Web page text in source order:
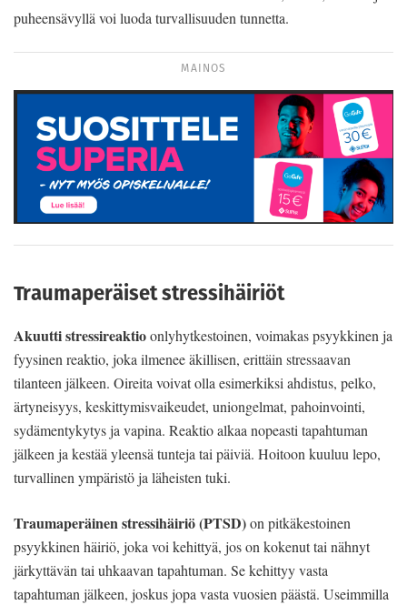
puheensävyllä voi luoda turvallisuuden tunnetta.
MAINOS
Traumaperäiset stressihäiriöt
Akuutti stressireaktioonlyhytkestoinen, voimakas psyykkinen ja
fyysinen reaktio, joka ilmenee äkillisen, erittäin stressaavan
tilanteen jälkeen. Oireita voivat olla esimerkiksi ahdistus, pelko,
ärtyneisyys, keskittymisvaikeudet, uniongelmat, pahoinvointi,
sydämentykytys ja vapina. Reaktio alkaa nopeasti tapahtuman
jälkeen ja kestää yleensä tunteja tai päiviä. Hoitoon kuuluu lepo,
turvallinen ympäristö ja läheisten tuki.
Traumaperäinen stressihäiriö (PTSD)on pitkäkestoinen
psyykkinen häiriö, joka voi kehittyä, jos on kokenut tai nähnyt
järkyttävän tai uhkaavan tapahtuman. Se kehittyy vasta
tapahtuman jälkeen, joskus jopa vasta vuosien päästä. Useimmilla